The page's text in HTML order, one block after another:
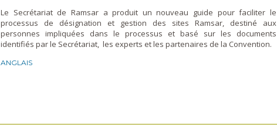
Le Secrétariat de Ramsar a produit un nouveau guide pour faciliter le
processus de désignation et gestion des sites Ramsar, destiné aux
personnes impliquées dans le processus et basé sur les documents
identifiés par le Secrétariat, les experts et les partenaires de la Convention.
ANGLAIS